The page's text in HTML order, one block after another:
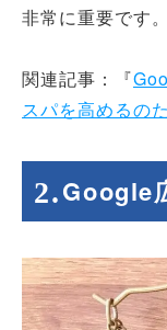
非常に重要です。
関連記事：『
スパを高めるの
Google